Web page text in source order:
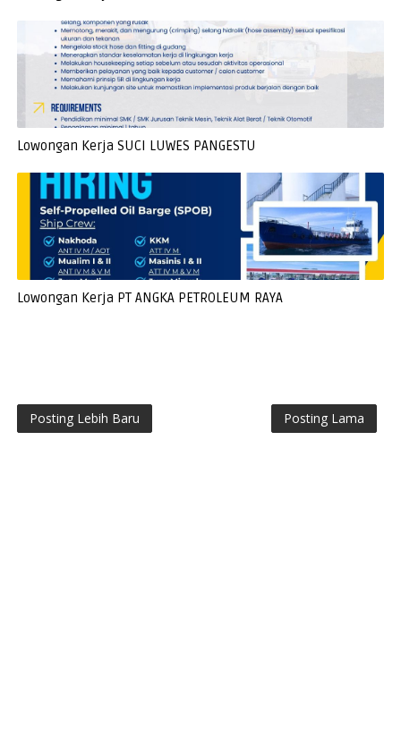
Lowongan Kerja SUCI LUWES PANGESTU
Lowongan Kerja PT ANGKA PETROLEUM RAYA
Posting Lebih Baru Posting Lama